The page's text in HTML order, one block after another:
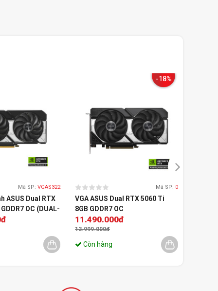
Mã SP: VGAS322
ASUS Dual RTX
OC (DUAL-
-18%
Mã SP: 0
VGA ASUS Dual RTX 5060 Ti
8GB GDDR7 OC
11.490.000đ
13.999.000đ
Còn hàng